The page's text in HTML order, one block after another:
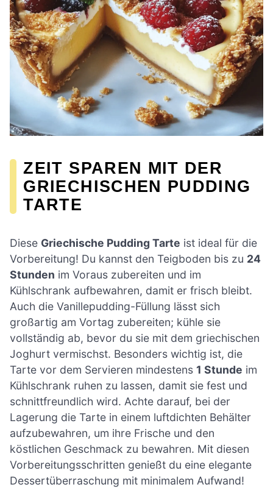
ZEIT SPAREN MIT DER
GRIECHISCHEN PUDDING
TARTE
Diese Griechische Pudding Tarte ist ideal für die
Vorbereitung! Du kannst den Teigboden bis zu 24
Stunden im Voraus zubereiten und im
Kühlschrank aufbewahren, damit er frisch bleibt.
Auch die Vanillepudding-Füllung lässt sich
großartig am Vortag zubereiten; kühle sie
vollständig ab, bevor du sie mit dem griechischen
Joghurt vermischst. Besonders wichtig ist, die
Tarte vor dem Servieren mindestens 1 Stunde im
Kühlschrank ruhen zu lassen, damit sie fest und
schnittfreundlich wird. Achte darauf, bei der
Lagerung die Tarte in einem luftdichten Behälter
aufzubewahren, um ihre Frische und den
köstlichen Geschmack zu bewahren. Mit diesen
Vorbereitungsschritten genießt du eine elegante
Dessertüberraschung mit minimalem Aufwand!